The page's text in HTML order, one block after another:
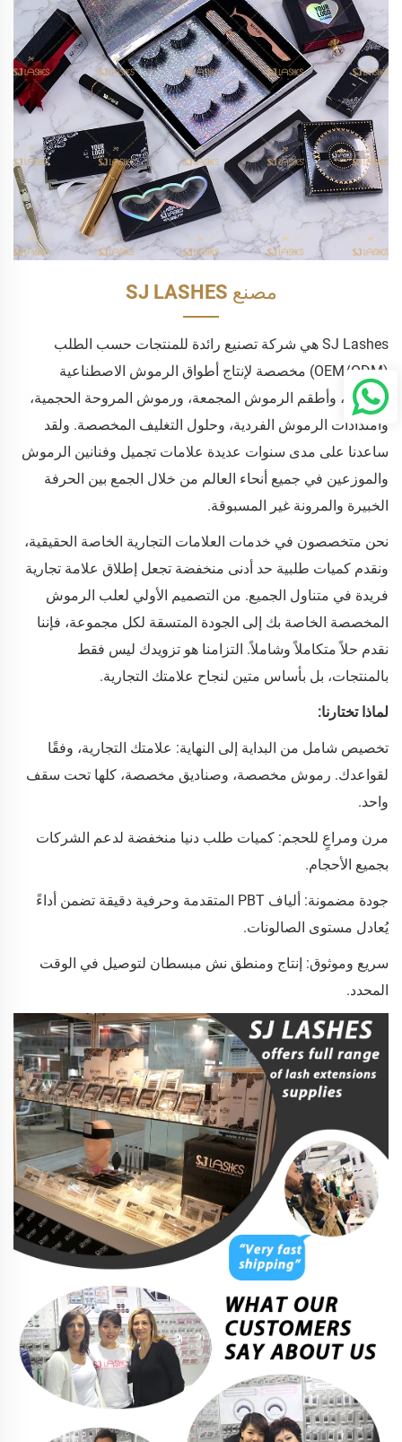
مصنع SJ LASHES
SJ Lashes هي شركة تصنيع رائدة للمنتجات حسب الطلب
(OEM/ODM) مخصصة لإنتاج أطواق الرموش الاصطناعية
الفاخرة، وأطقم الرموش المجمعة، ورموش المروحة الحجمية،
وامتدادات الرموش الفردية، وحلول التغليف المخصصة. ولقد
ساعدنا على مدى سنوات عديدة علامات تجميل وفنانين الرموش
والموزعين في جميع أنحاء العالم من خلال الجمع بين الحرفة
الخبيرة والمرونة غير المسبوقة.
نحن متخصصون في خدمات العلامات التجارية الخاصة الحقيقية،
ونقدم كميات طلبية حد أدنى منخفضة تجعل إطلاق علامة تجارية
فريدة في متناول الجميع. من التصميم الأولي لعلب الرموش
المخصصة الخاصة بك إلى الجودة المتسقة لكل مجموعة، فإننا
نقدم حلاً متكاملاً وشاملاً. التزامنا هو تزويدك ليس فقط
بالمنتجات، بل بأساس متين لنجاح علامتك التجارية.
لماذا تختارنا:
تخصيص شامل من البداية إلى النهاية: علامتك التجارية، وفقًا
لقواعدك. رموش مخصصة، وصناديق مخصصة، كلها تحت سقف
واحد.
مرن ومراعٍ للحجم: كميات طلب دنيا منخفضة لدعم الشركات
بجميع الأحجام.
جودة مضمونة: ألياف PBT المتقدمة وحرفية دقيقة تضمن أداءً
يُعادل مستوى الصالونات.
سريع وموثوق: إنتاج ومنطق نش مبسطان لتوصيل في الوقت
المحدد.